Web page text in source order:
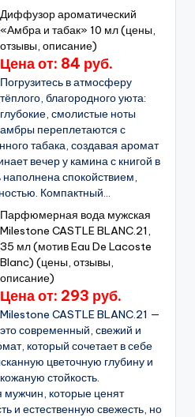
Диффузор ароматический
«Амбра и табак» 10 мл (цены,
отзывы, описание)
Цена от: 84 руб.
Погрузитесь в атмосферу
тёплого, благородного уюта:
глубокие, смолистые ноты
амбры переплетаются с
табака, создавая аромат
вечер у камина с книгой в
наполнена спокойствием,
Компактный...
Парфюмерная вода мужская
Milestone CASTLE BLANC.21,
35 мл (мотив Eau De Lacoste
Blanc) (цены, отзывы,
описание)
Цена от: 293 руб.
Milestone CASTLE BLANC.21 —
это современный, свежий и
который сочетает в себе
цветочную глубину и
стойкость.
мужчин, которые ценят
и естественную свежесть, но